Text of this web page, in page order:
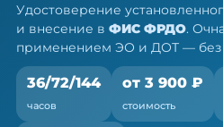
работы
Удостоверение
и внесение в ФИС ФРДО.
применением ЭО и ДОТ — без
36/72/144
часов
от 3 900 ₽
стоимость